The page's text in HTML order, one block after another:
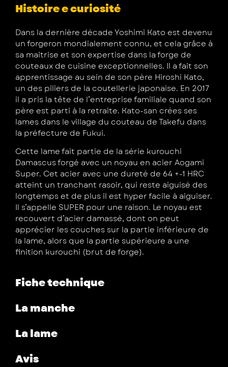
Histoire e curiosité
Dans la dernière décade Yoshimi Kato est devenu
un forgeron mondialement connu, et cela grâce à
sa maitrise et son expertise dans la forge de
couteaux de cuisine exceptionnelles. Il a fait son
apprentissage au sein de son père Hiroshi Kato,
un des piliers de la coutellerie japonaise. En 2017
il a pris la tête de l’entreprise familiale quand son
père est parti à la retraite. Kato-san crées ses
lames dans le village du couteau de Takefu dans
la préfecture de Fukui.
Cette lame fait partie de la série kurouchi
Damascus forgé avec un noyau en acier Aogami
Super. Cet acier avec une dureté de 64 +-1 HRC
atteint un tranchant rasoir, qui reste aiguisé des
longtemps et de plus il est hyper facile à aiguiser.
Il s’appelle SUPER pour une raison. Le noyau est
recouvert d’acier damassé, dont on peut
apprécier les couches sur la partie inférieure de
la lame, alors que la partie supérieure a une
finition kurouchi (brut de forge).
Fiche technique
La manche
La lame
Avis